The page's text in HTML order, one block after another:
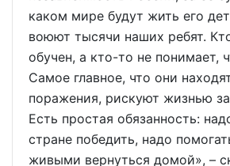
каком мире будут жить его
воюют тысячи наших ребят.
обучен, а кто-то не понимает,
Самое главное, что они
поражения, рискуют жизнью
Есть простая обязанность:
стране победить, надо
живыми вернуться домой», –